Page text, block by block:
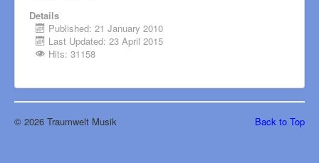
Details
Published: 21 January 2010
Last Updated: 23 April 2015
Hits: 31158
Back to Top
© 2026 Traumwelt Musik